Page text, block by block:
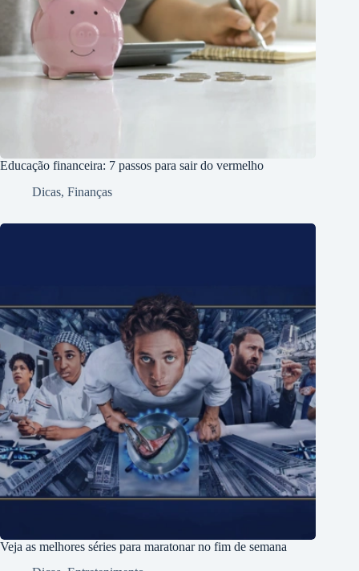
Educação financeira: 7 passos para sair do vermelho
Dicas, Finanças
Veja as melhores séries para maratonar no fim de semana